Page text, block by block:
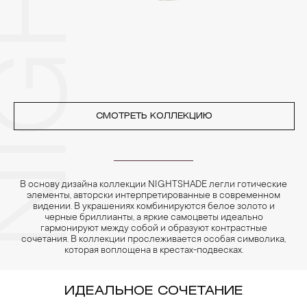
СМОТРЕТЬ КОЛЛЕКЦИЮ
В основу дизайна коллекции NIGHTSHADE легли готические
элементы, авторски интерпретированные в современном
видении. В украшениях комбинируются белое золото и
черные бриллианты, а яркие самоцветы идеально
гармонируют между собой и образуют контрастные
сочетания. В коллекции прослеживается особая символика,
которая воплощена в крестах-подвесках.
ИДЕАЛЬНОЕ СОЧЕТАНИЕ